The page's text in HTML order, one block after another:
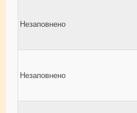
Незаповнено
Незаповнено